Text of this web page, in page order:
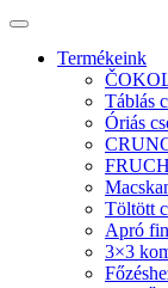
Termékeink
Táblás
Óriás
Töltött
Apró
3×3